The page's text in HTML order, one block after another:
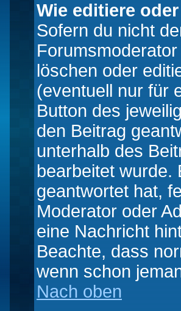
Wie editiere
Sofern du nicht
löschen oder
(eventuell nur für
Button des
den Beitrag
unterhalb des
bearbeitet wurde.
geantwortet hat,
Moderator oder
eine Nachricht
Beachte, dass
wenn schon
Nach oben